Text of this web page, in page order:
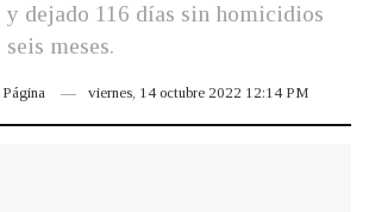
dejado 116 días sin homicidios
meses.
viernes, 14 octubre 2022 12:14 PM